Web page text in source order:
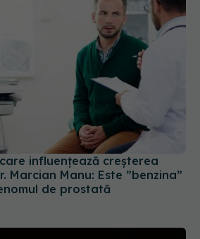
Marcian Manu: Este ”benzina”
de prostată